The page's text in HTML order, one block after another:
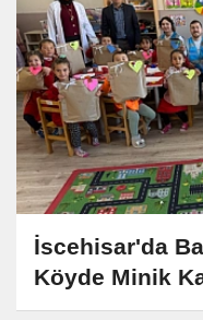
İscehisar'da
Köyde Minik